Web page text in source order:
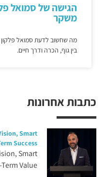
כתבות אחרונות
Smart
Success
Smart
Value
משקר
מה שחשוב לדעת סמואל פלקון
בין גוף, הכרה ודרך חיים.